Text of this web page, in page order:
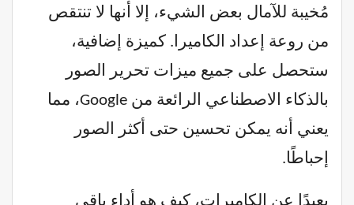
مُخيبة للآمال بعض الشيء، إلا أنها لا تنتقص
من روعة إعداد الكاميرا. كميزة إضافية،
ستحصل على جميع ميزات تحرير الصور
بالذكاء الاصطناعي الرائعة من Google، مما
يعني أنه يمكن تحسين حتى أكثر الصور
إحباطًا.
بعيدًا عن الكاميرات، كيف هو أداء باقي